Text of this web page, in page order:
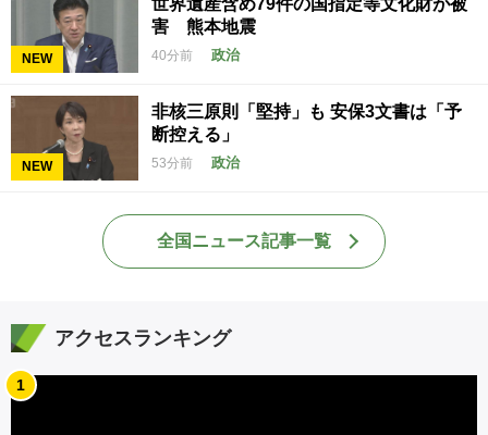
NEW
世界遺産含め79件の国指定等文化財が被
害 熊本地震
40分前 政治
NEW
非核三原則「堅持」も 安保3文書は「予
断控える」
53分前 政治
全国ニュース記事一覧
アクセスランキング
1